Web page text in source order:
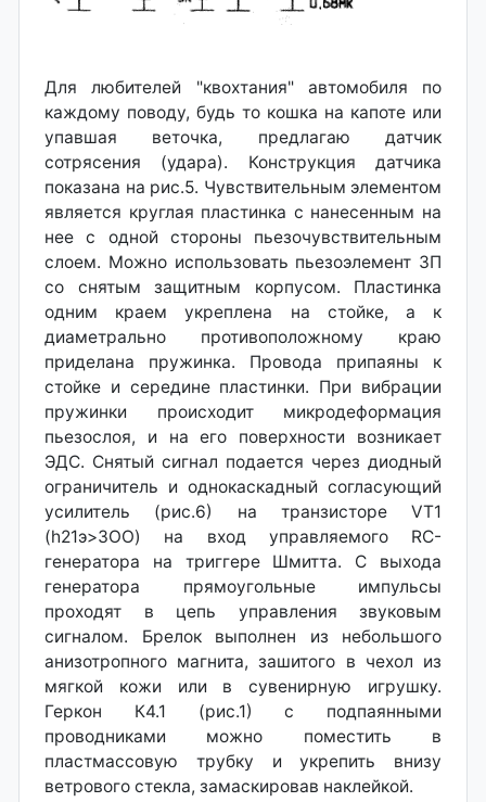
Для любителей "квохтания" автомобиля по
каждому поводу, будь то кошка на капоте или
упавшая веточка, предлагаю датчик
сотрясения (удара). Конструкция датчика
показана на рис.5. Чувствительным элементом
является круглая пластинка с нанесенным на
нее с одной стороны пьезочувствительным
слоем. Можно использовать пьезоэлемент ЗП
со снятым защитным корпусом. Пластинка
одним краем укреплена на стойке, а к
диаметрально противоположному краю
приделана пружинка. Провода припаяны к
стойке и середине пластинки. При вибрации
пружинки происходит микродеформация
пьезослоя, и на его поверхности возникает
ЭДС. Снятый сигнал подается через диодный
ограничитель и однокаскадный согласующий
усилитель (рис.6) на транзисторе VT1
(h21э>ЗОО) на вход управляемого RC-
генератора на триггере Шмитта. С выхода
генератора прямоугольные импульсы
проходят в цепь управления звуковым
сигналом. Брелок выполнен из небольшого
анизотропного магнита, зашитого в чехол из
мягкой кожи или в сувенирную игрушку.
Геркон К4.1 (рис.1) с подпаянными
проводниками можно поместить в
пластмассовую трубку и укрепить внизу
ветрового стекла, замаскировав наклейкой.